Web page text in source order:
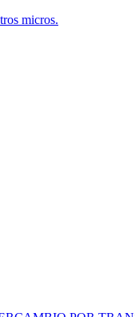
micros.